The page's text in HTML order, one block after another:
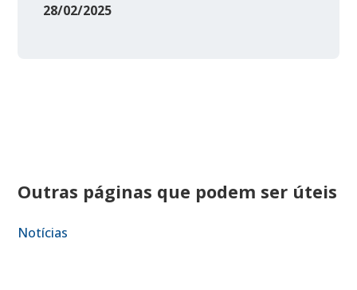
28/02/2025
Outras páginas que podem ser úteis
Notícias